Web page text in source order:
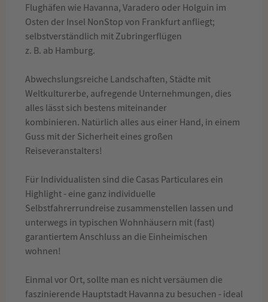
Flughäfen wie Havanna, Varadero oder Holguin im
Osten der Insel NonStop von Frankfurt anfliegt;
selbstverständlich mit Zubringerflügen
z. B. ab Hamburg.
Abwechslungsreiche Landschaften, Städte mit
Weltkulturerbe, aufregende Unternehmungen, dies
alles lässt sich bestens miteinander
kombinieren. Natürlich alles aus einer Hand, in einem
Guss mit der Sicherheit eines großen
Reiseveranstalters!
Für Individualisten sind die Casas Particulares ein
Highlight - eine ganz individuelle
Selbstfahrerrundreise zusammenstellen lassen und
unterwegs in typischen Wohnhäusern mit (fast)
garantiertem Anschluss an die Einheimischen
wohnen!
Einmal vor Ort, sollte man es nicht versäumen die
faszinierende Hauptstadt Havanna zu besuchen - ideal